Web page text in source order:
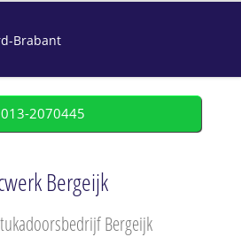
Brabant
013-2070445
Bergeijk
Bergeijk